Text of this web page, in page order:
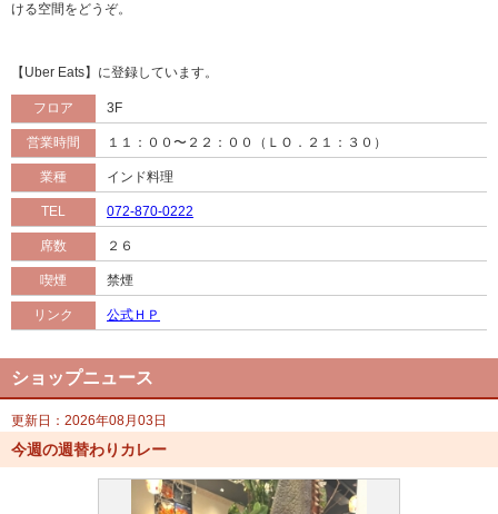
ける空間をどうぞ。
【Uber Eats】に登録しています。
フロア 3F
営業時間 １１：００〜２２：００（ＬＯ．２１：３０）
業種 インド料理
TEL 072-870-0222
席数 ２６
喫煙 禁煙
リンク 公式ＨＰ
ショップニュース
更新日：2026年08月03日
今週の週替わりカレー